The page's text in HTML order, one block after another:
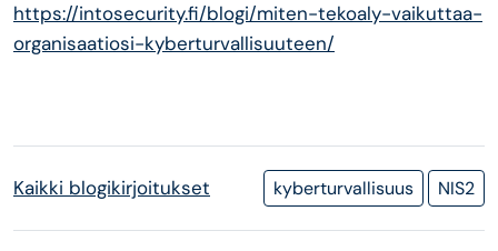
https://intosecurity.fi/blogi/miten-tekoaly-vaikuttaa-
organisaatiosi-kyberturvallisuuteen/
Kaikki blogikirjoitukset kyberturvallisuus NIS2